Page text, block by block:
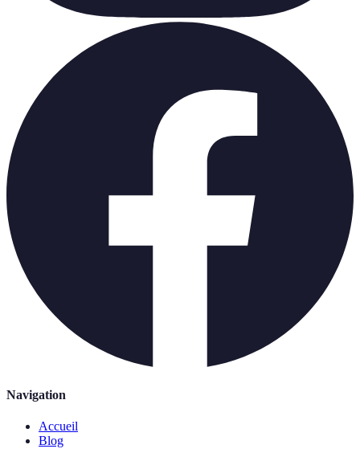
Navigation
Accueil
Blog